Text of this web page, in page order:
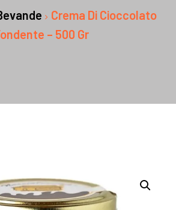
Crema Di Cioccolato
– 500 Gr